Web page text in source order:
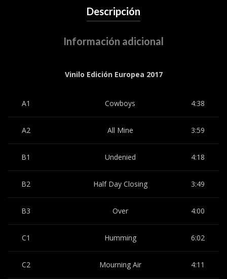
Descripción
Información adicional
Vinilo Edición Europea 2017
A1 Cowboys 4:38
A2 All Mine 3:59
B1 Undenied 4:18
B2 Half Day Closing 3:49
B3 Over 4:00
C1 Humming 6:02
C2 Mourning Air 4:11